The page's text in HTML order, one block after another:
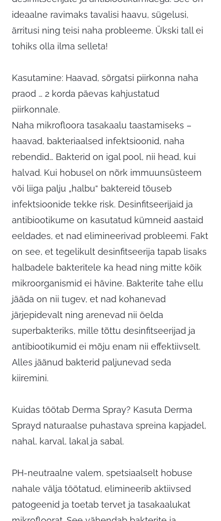
ideaalne ravimaks tavalisi haavu, sügelusi,
ärritusi ning teisi naha probleeme. Ükski tall ei
tohiks olla ilma selleta!
Kasutamine: Haavad, sõrgatsi piirkonna naha
praod … 2 korda päevas kahjustatud
piirkonnale.
Naha mikrofloora tasakaalu taastamiseks –
haavad, bakteriaalsed infektsioonid, naha
rebendid… Bakterid on igal pool, nii head, kui
halvad. Kui hobusel on nõrk immuunsüsteem
või liiga palju „halbu“ baktereid tõuseb
infektsioonide tekke risk. Desinfitseerijaid ja
antibiootikume on kasutatud kümneid aastaid
eeldades, et nad elimineerivad probleemi. Fakt
on see, et tegelikult desinfitseerija tapab lisaks
halbadele bakteritele ka head ning mitte kõik
mikroorganismid ei hävine. Bakterite tahe ellu
jääda on nii tugev, et nad kohanevad
järjepidevalt ning arenevad nii öelda
superbakteriks, mille tõttu desinfitseerijad ja
antibiootikumid ei mõju enam nii effektiivselt.
Alles jäänud bakterid paljunevad seda
kiiremini.
Kuidas töötab Derma Spray? Kasuta Derma
Sprayd naturaalse puhastava spreina kapjadel,
nahal, karval, lakal ja sabal.
PH-neutraalne valem, spetsiaalselt hobuse
nahale välja töötatud, elimineerib aktiivsed
patogeenid ja toetab tervet ja tasakaalukat